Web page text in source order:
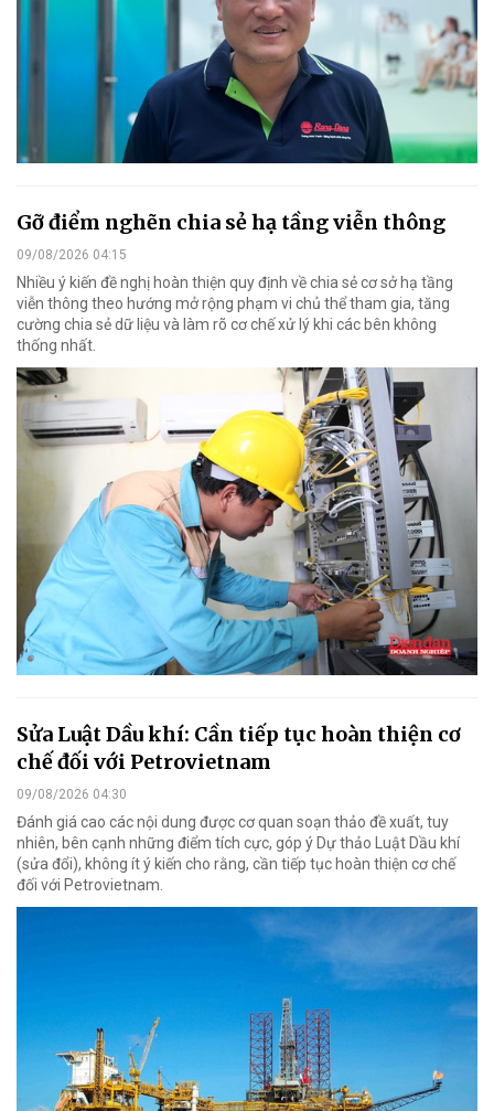
Gỡ điểm nghẽn chia sẻ hạ tầng viễn thông
09/08/2026 04:15
Nhiều ý kiến đề nghị hoàn thiện quy định về chia sẻ cơ sở hạ tầng
viễn thông theo hướng mở rộng phạm vi chủ thể tham gia, tăng
cường chia sẻ dữ liệu và làm rõ cơ chế xử lý khi các bên không
thống nhất.
Sửa Luật Dầu khí: Cần tiếp tục hoàn thiện cơ
chế đối với Petrovietnam
09/08/2026 04:30
Đánh giá cao các nội dung được cơ quan soạn thảo đề xuất, tuy
nhiên, bên cạnh những điểm tích cực, góp ý Dự thảo Luật Dầu khí
(sửa đổi), không ít ý kiến cho rằng, cần tiếp tục hoàn thiện cơ chế
đối với Petrovietnam.